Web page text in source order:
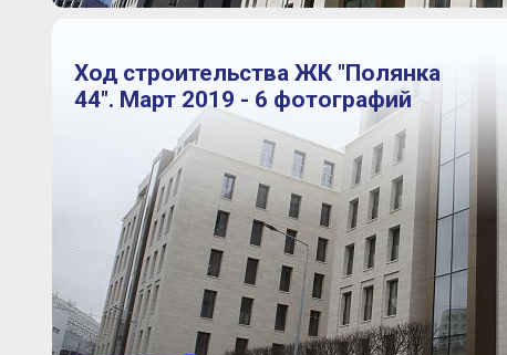
Ход строительства ЖК "Полянка
44". Март 2019 - 6 фотографий